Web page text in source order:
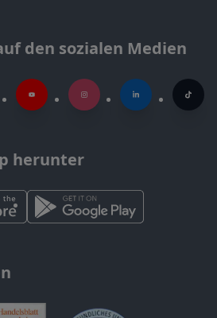
den sozialen Medien
herunter